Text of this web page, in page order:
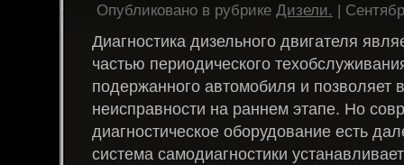
Опубликовано в рубрике Дизели. |
Диагностика дизельного двигателя
частью периодического
подержанного автомобиля и позволяет
неисправности на раннем этапе. Но
диагностическое оборудование есть
система самодиагностики